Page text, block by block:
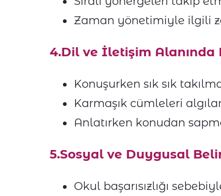
Zaman yönetimiyle ilgili
4.Dil ve İletişim Alanında
Konuşurken sık sık
Karmaşık cümleleri
Anlatırken konudan
5.Sosyal ve Duygusal
Okul başarısızlığı